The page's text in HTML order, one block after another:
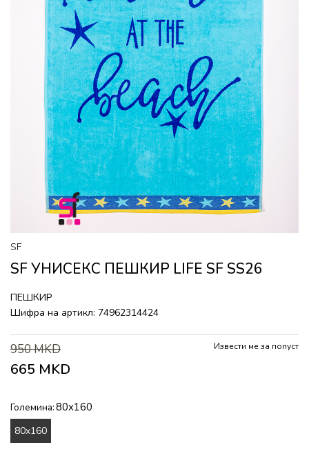
SF
SF УНИСЕКС ПЕШКИР LIFE SF SS26
ПЕШКИР
Шифра на артикл: 74962314424
950MKD
665 MKD
Извести ме за попуст
Големина:80x160
80x160